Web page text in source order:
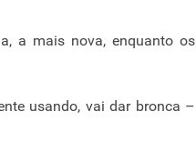
a mais nova, enquanto os
usando, vai dar bronca –